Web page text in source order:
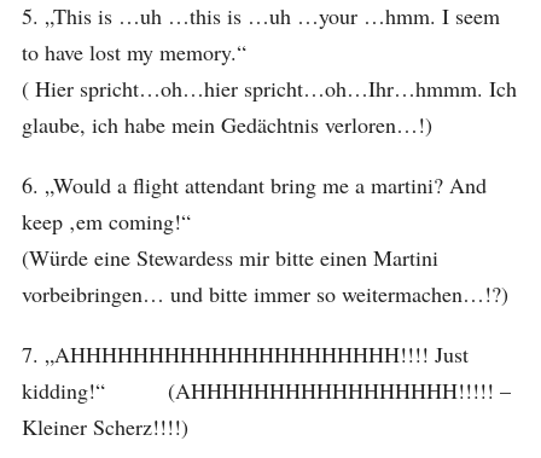
5. „This is …uh …this is …uh …your …hmm. I seem
to have lost my memory.“
( Hier spricht…oh…hier spricht…oh…Ihr…hmmm. Ich
glaube, ich habe mein Gedächtnis verloren…!)
6. „Would a flight attendant bring me a martini? And
keep ‚em coming!“
(Würde eine Stewardess mir bitte einen Martini
vorbeibringen… und bitte immer so weitermachen…!?)
7. „AHHHHHHHHHHHHHHHHHHHHH!!!! Just
kidding!“ (AHHHHHHHHHHHHHHHHH!!!!! –
Kleiner Scherz!!!!)